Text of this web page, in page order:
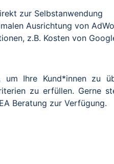
zur Selbstanwendung
Ausrichtung von
z.B. Kosten von
um Ihre Kund*innen zu
zu erfüllen. Gerne
Beratung zur Verfügung.